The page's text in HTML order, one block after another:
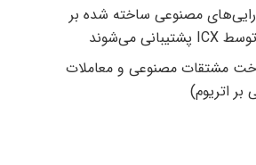
مصنوعی ساخته شده بر
مشتقات مصنوعی و معاملات
بر اتریوم)